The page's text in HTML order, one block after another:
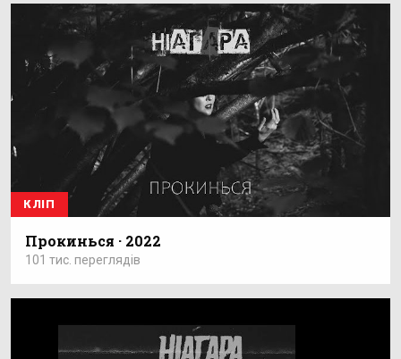
КЛІП
Прокинься · 2022
101 тис. переглядів